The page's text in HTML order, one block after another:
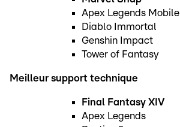
Apex Legends Mobile
Diablo Immortal
Genshin Impact
Tower of Fantasy
Meilleur support technique
Final Fantasy XIV
Apex Legends